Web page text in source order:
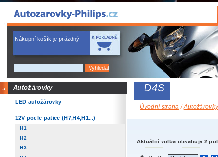
Nákupní košík je prázdný
Autožárovky
LED autožárovky
12V podle patice (H7,H4,H1...)
H1
H2
H3
D4S
Úvodní strana /Autožárovky
Aktuální volba obsahuje 2